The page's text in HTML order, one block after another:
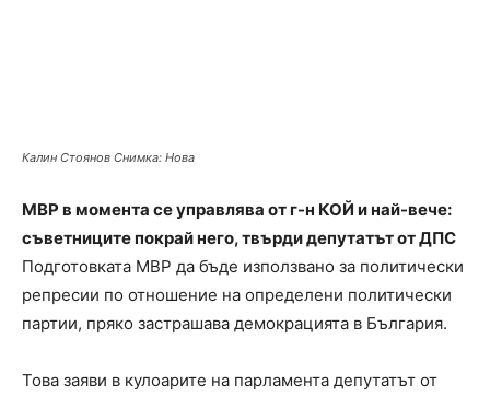
Калин Стоянов Снимка: Нова
МВР в момента се управлява от г-н КОЙ и най-вече:
съветниците покрай него, твърди депутатът от ДПС
Подготовката МВР да бъде използвано за политически
репресии по отношение на определени политически
партии, пряко застрашава демокрацията в България.
Това заяви в кулоарите на парламента депутатът от